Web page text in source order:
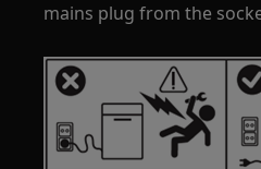
mains plug from the